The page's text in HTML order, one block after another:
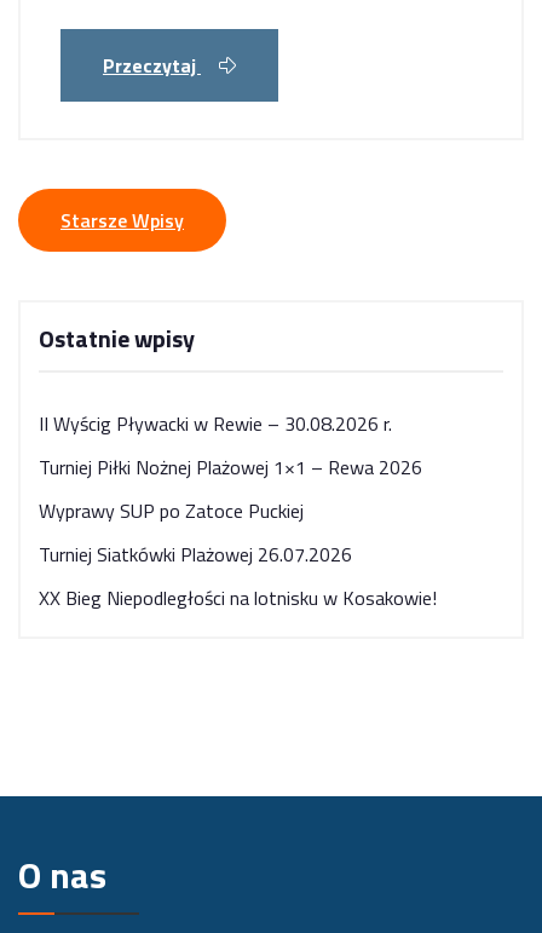
Przeczytaj
Nawigacja
po
wpisach
Starsze Wpisy
Ostatnie wpisy
II Wyścig Pływacki w Rewie – 30.08.2026 r.
Turniej Piłki Nożnej Plażowej 1×1 – Rewa 2026
Wyprawy SUP po Zatoce Puckiej
Turniej Siatkówki Plażowej 26.07.2026
XX Bieg Niepodległości na lotnisku w Kosakowie!
O nas